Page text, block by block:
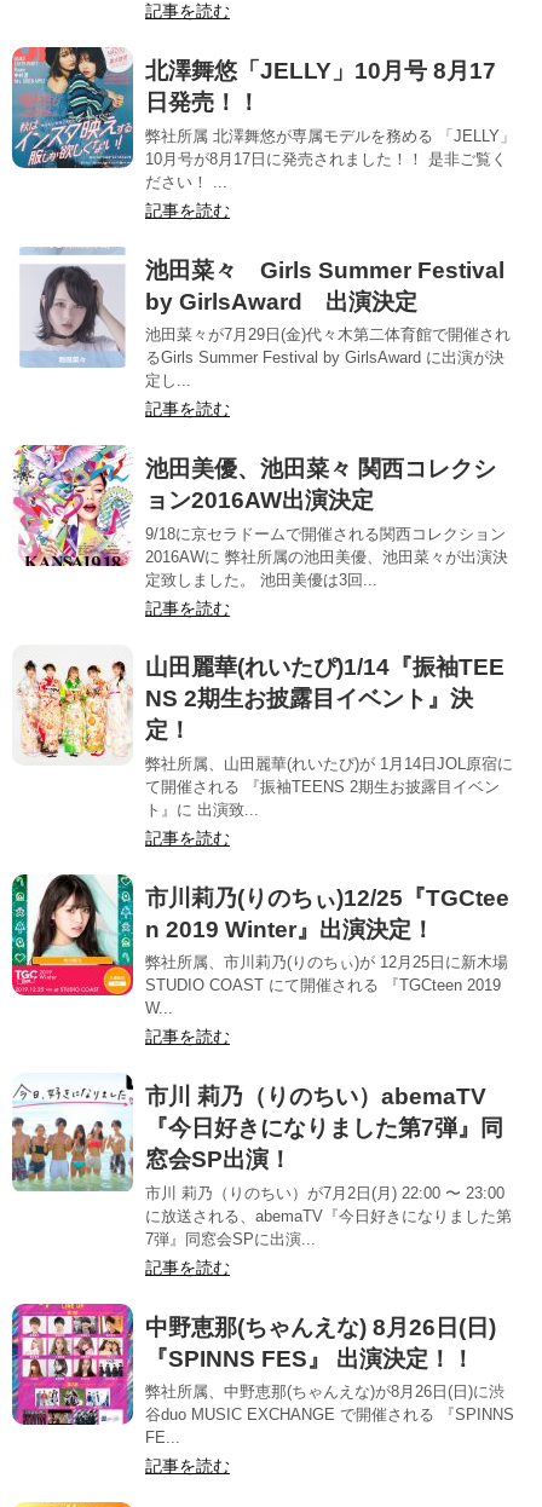
記事を読む
北澤舞悠「JELLY」10月号 8月17
日発売！！
弊社所属 北澤舞悠が専属モデルを務める 「JELLY」
10月号が8月17日に発売されました！！ 是非ご覧く
ださい！ ...
記事を読む
池田菜々 Girls Summer Festival
by GirlsAward 出演決定
池田菜々が7月29日(金)代々木第二体育館で開催され
るGirls Summer Festival by GirlsAward に出演が決
定し...
記事を読む
池田美優、池田菜々 関西コレクシ
ョン2016AW出演決定
9/18に京セラドームで開催される関西コレクション
2016AWに 弊社所属の池田美優、池田菜々が出演決
定致しました。 池田美優は3回...
記事を読む
山田麗華(れいたぴ)1/14『振袖TEE
NS 2期生お披露目イベント』決
定！
弊社所属、山田麗華(れいたぴ)が 1月14日JOL原宿に
て開催される 『振袖TEENS 2期生お披露目イベン
ト』に 出演致...
記事を読む
市川莉乃(りのちぃ)12/25『TGCtee
n 2019 Winter』出演決定！
弊社所属、市川莉乃(りのちぃ)が 12月25日に新木場
STUDIO COAST にて開催される 『TGCteen 2019
W...
記事を読む
市川 莉乃（りのちい）abemaTV
『今日好きになりました第7弾』同
窓会SP出演！
市川 莉乃（りのちい）が7月2日(月) 22:00 〜 23:00
に放送される、abemaTV『今日好きになりました第
7弾』同窓会SPに出演...
記事を読む
中野恵那(ちゃんえな) 8月26日(日)
『SPINNS FES』 出演決定！！
弊社所属、中野恵那(ちゃんえな)が8月26日(日)に渋
谷duo MUSIC EXCHANGE で開催される 『SPINNS
FE...
記事を読む